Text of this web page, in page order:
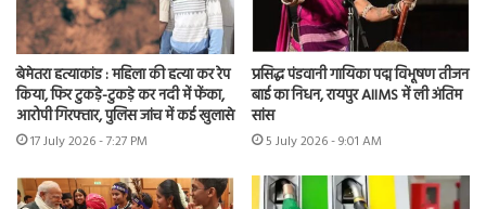
बेमेतरा हत्याकांड : महिला की हत्या कर रेप
किया, फिर टुकड़े-टुकड़े कर नदी में फेंका,
आरोपी गिरफ्तार, पुलिस जांच में कई खुलासे
17 July 2026 - 7:27 PM
प्रसिद्ध पंडवानी गायिका पद्म विभूषण तीजन
बाई का निधन, रायपुर AIIMS में ली अंतिम
सांस
5 July 2026 - 9:01 AM